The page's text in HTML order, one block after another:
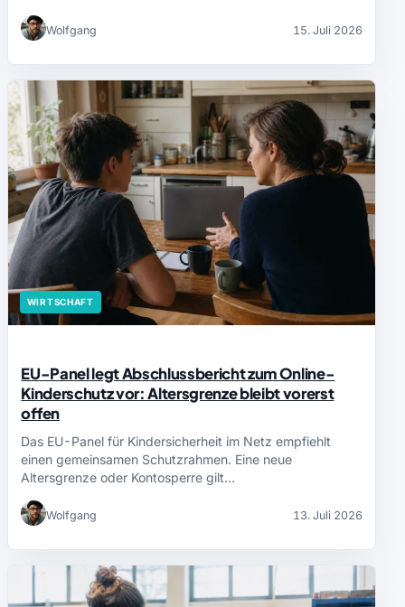
Wolfgang 15. Juli 2026
WIRTSCHAFT
EU-Panel legt Abschlussbericht zum Online-
Kinderschutz vor: Altersgrenze bleibt vorerst
offen
Das EU-Panel für Kindersicherheit im Netz empfiehlt
einen gemeinsamen Schutzrahmen. Eine neue
Altersgrenze oder Kontosperre gilt…
Wolfgang 13. Juli 2026